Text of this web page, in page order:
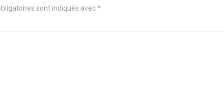
sont indiqués avec*